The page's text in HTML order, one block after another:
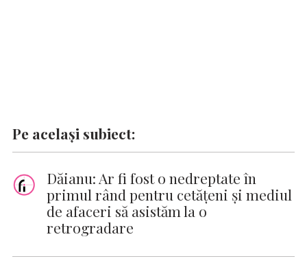
Pe același subiect:
Dăianu: Ar fi fost o nedreptate în
primul rând pentru cetăţeni şi mediul
de afaceri să asistăm la o
retrogradare